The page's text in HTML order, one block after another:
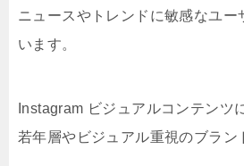
ニュースやトレンドに敏感なユー
います。
Instagram ビジュアルコンテンツ
若年層やビジュアル重視のブラン